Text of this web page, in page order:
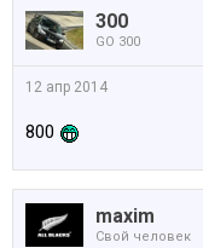
300
GO 300
12 апр 2014
800
maxim
Свой человек